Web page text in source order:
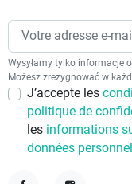
Wysyłamy tylko informacje
Możesz zrezygnować w
J’accepte les
politique de
les informations
données